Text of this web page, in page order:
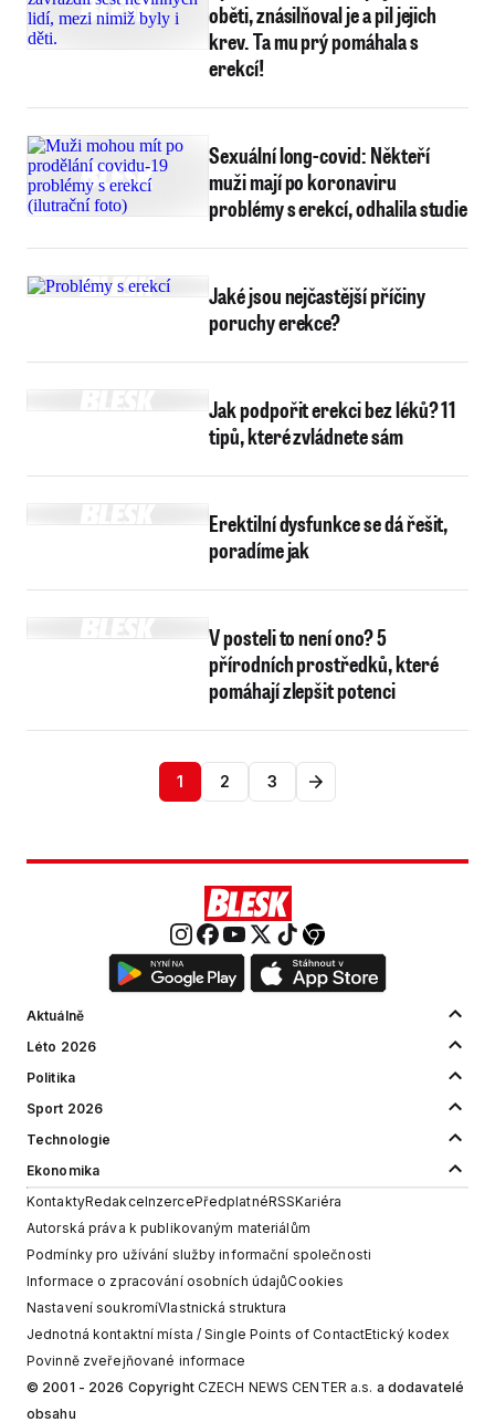
oběti, znásilňoval je a pil jejich
krev. Ta mu prý pomáhala s
erekcí!
Sexuální long-covid: Někteří
muži mají po koronaviru
problémy s erekcí, odhalila studie
Jaké jsou nejčastější příčiny
poruchy erekce?
Jak podpořit erekci bez léků? 11
tipů, které zvládnete sám
Erektilní dysfunkce se dá řešit,
poradíme jak
V posteli to není ono? 5
přírodních prostředků, které
pomáhají zlepšit potenci
1 2 3
Aktuálně
Léto 2026
Politika
Sport 2026
Technologie
Ekonomika
KontaktyRedakceInzercePředplatnéRSSKariéra
Autorská práva k publikovaným materiálům
Podmínky pro užívání služby informační společnosti
Informace o zpracování osobních údajůCookies
Nastavení soukromíVlastnická struktura
Jednotná kontaktní místa / Single Points of ContactEtický kodex
Povinně zveřejňované informace
© 2001 - 2026 Copyright CZECH NEWS CENTER a.s. a dodavatelé
obsahu